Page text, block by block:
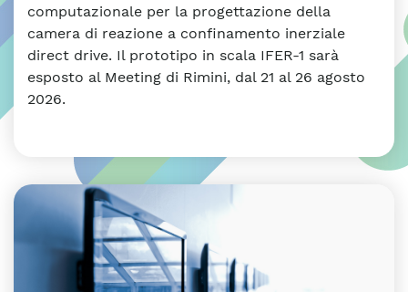
computazionale per la progettazione della
camera di reazione a confinamento inerziale
direct drive. Il prototipo in scala IFER-1 sarà
esposto al Meeting di Rimini, dal 21 al 26 agosto
2026.